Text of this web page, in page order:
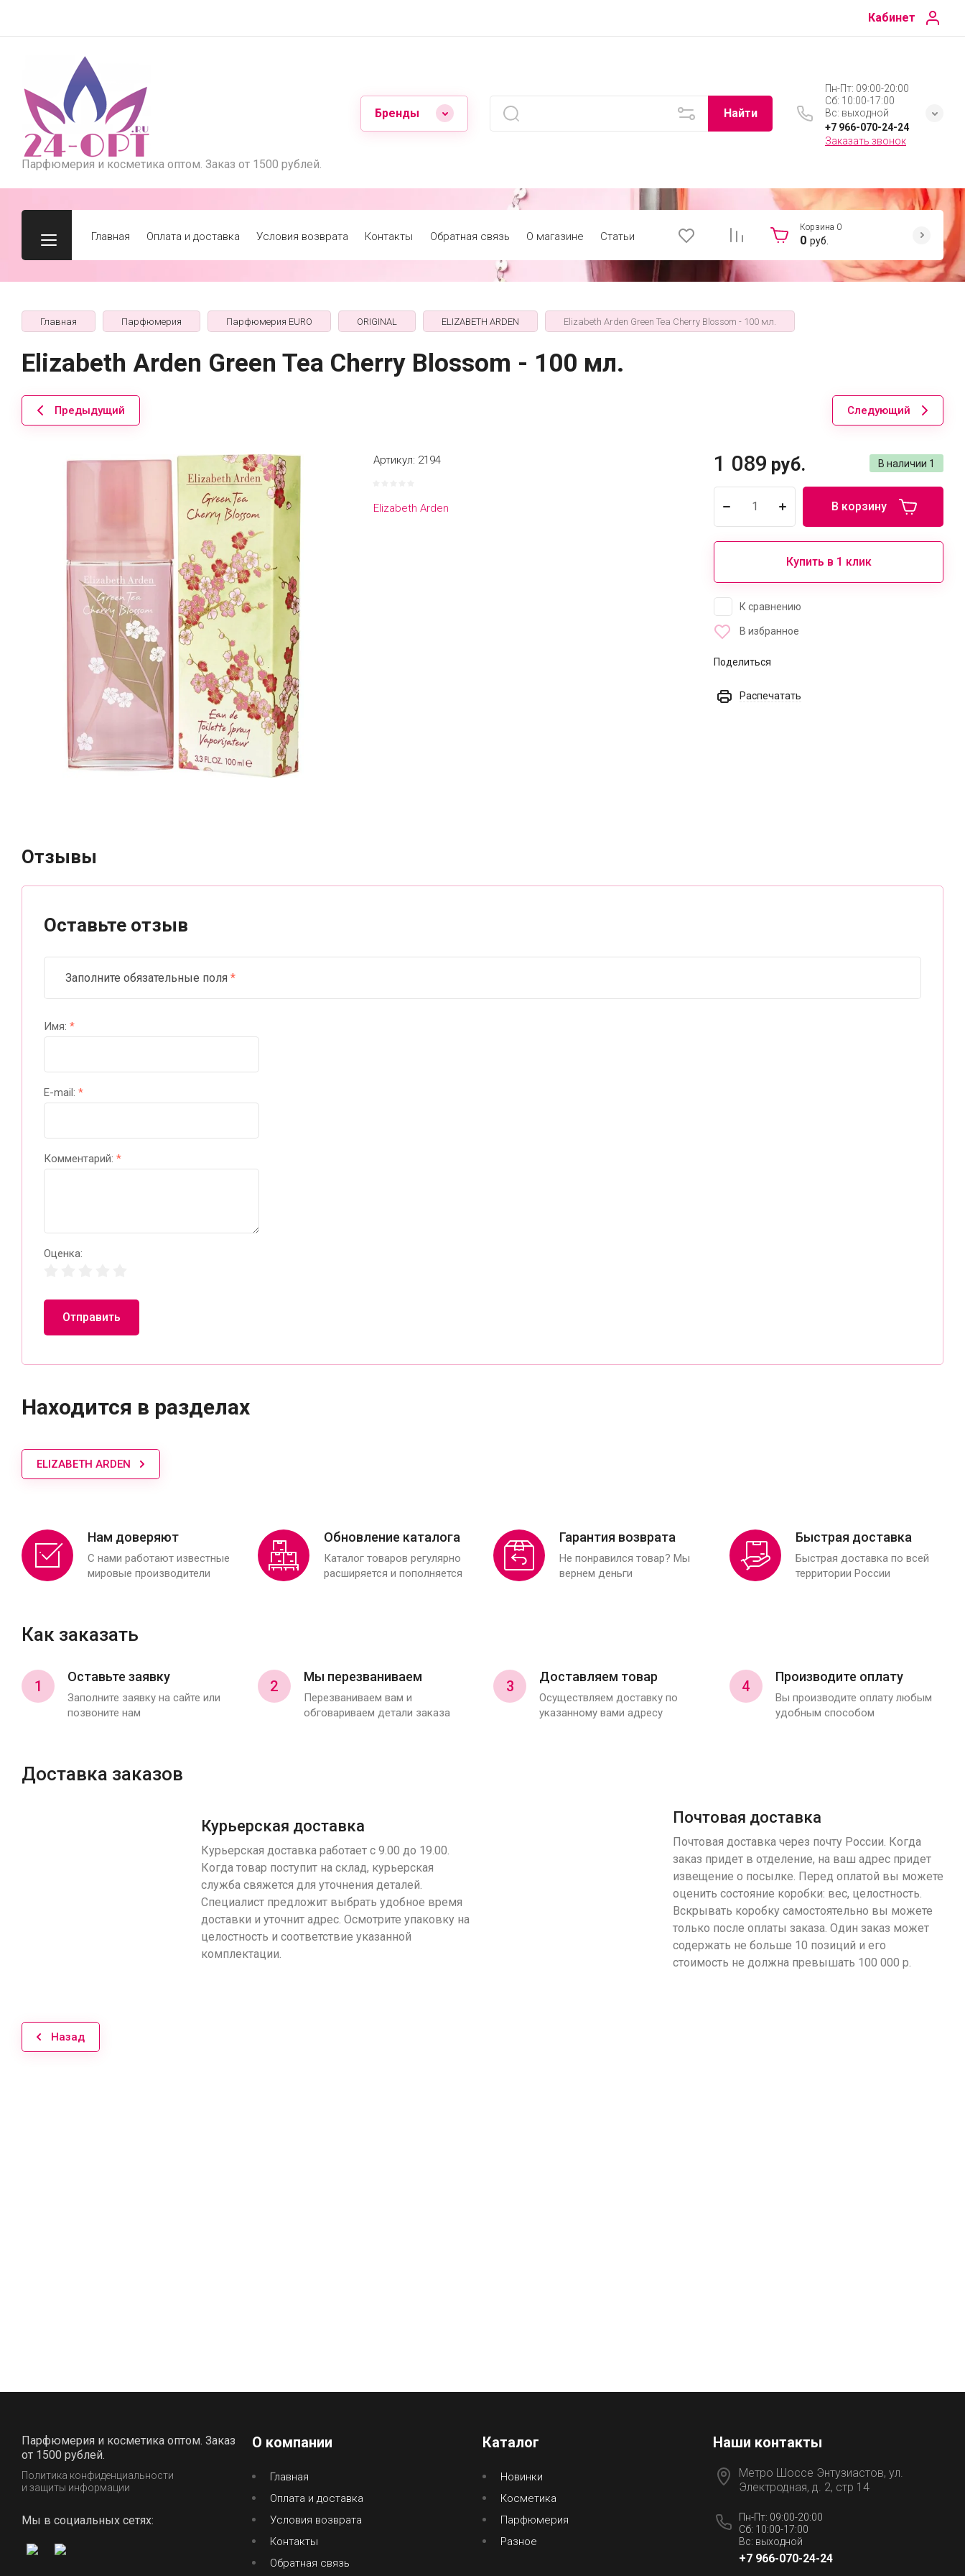
Кабинет
Парфюмерия и косметика оптом. Заказ от 1500 рублей.
Бренды Найти
Пн-Пт: 09:00-20:00
Сб: 10:00-17:00
Вс: выходной
+7 966-070-24-24
Заказать звонок
Главная Оплата и доставка Условия возврата Контакты Обратная связь О магазине Статьи
Корзина 0
0 руб.
Главная Парфюмерия Парфюмерия EURO ORIGINAL ELIZABETH ARDEN Elizabeth Arden Green Tea Cherry Blossom - 100 мл.
Elizabeth Arden Green Tea Cherry Blossom - 100 мл.
Предыдущий Следующий
Артикул: 2194
Elizabeth Arden
В наличии 1
1 089 руб.
В корзину
Купить в 1 клик
К сравнению
В избранное
Поделиться
Распечатать
Отзывы
Оставьте отзыв
Заполните обязательные поля *
Имя: *
E-mail: *
Комментарий: *
Оценка:
Отправить
Находится в разделах
ELIZABETH ARDEN
Нам доверяют
С нами работают известные
мировые производители
Обновление каталога
Каталог товаров регулярно
расширяется и пополняется
Гарантия возврата
Не понравился товар? Мы
вернем деньги
Быстрая доставка
Быстрая доставка по всей
территории России
Как заказать
1
Оставьте заявку
Заполните заявку на сайте или
позвоните нам
2
Мы перезваниваем
Перезваниваем вам и
обговариваем детали заказа
3
Доставляем товар
Осуществляем доставку по
указанному вами адресу
4
Производите оплату
Вы производите оплату любым
удобным способом
Доставка заказов
Курьерская доставка
Курьерская доставка работает с 9.00 до 19.00.
Когда товар поступит на склад, курьерская
служба свяжется для уточнения деталей.
Специалист предложит выбрать удобное время
доставки и уточнит адрес. Осмотрите упаковку на
целостность и соответствие указанной
комплектации.
Почтовая доставка
Почтовая доставка через почту России. Когда
заказ придет в отделение, на ваш адрес придет
извещение о посылке. Перед оплатой вы можете
оценить состояние коробки: вес, целостность.
Вскрывать коробку самостоятельно вы можете
только после оплаты заказа. Один заказ может
содержать не больше 10 позиций и его
стоимость не должна превышать 100 000 р.
Назад
Парфюмерия и косметика оптом. Заказ
от 1500 рублей.
Политика конфиденциальности
и защиты информации
Мы в социальных сетях:
О компании
Главная
Оплата и доставка
Условия возврата
Контакты
Обратная связь
Каталог
Новинки
Косметика
Парфюмерия
Разное
Наши контакты
Метро Шоссе Энтузиастов, ул.
Электродная, д. 2, стр 14
Пн-Пт: 09:00-20:00
Сб: 10:00-17:00
Вс: выходной
+7 966-070-24-24